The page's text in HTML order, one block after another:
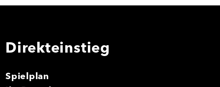
Direkteinstieg
Spielplan